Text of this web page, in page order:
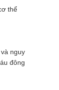
thể
nguy
đông